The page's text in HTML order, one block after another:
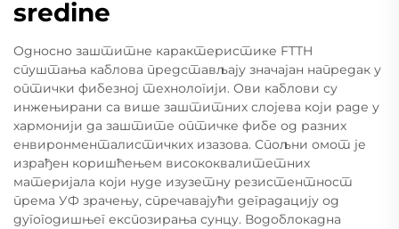
sredine
Односно заштитне карактеристике FTTH
спуштања каблова представљају значајан напредак у
оптички фибезној технологији. Ови каблови су
инжењирани са више заштитних слојева који раде у
хармонији да заштите оптичке фибе од разних
енвиронменталистичких изазова. Спољни омот је
израђен коришћењем висококвалитетних
материјала који нуде изузетну резистентност
према УФ зрачењу, спречавајући деградацију од
дугогодишњег експозирања сунцу. Водоблокадна